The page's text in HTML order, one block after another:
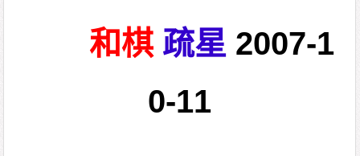
和棋 疏星 2007-1
0-11